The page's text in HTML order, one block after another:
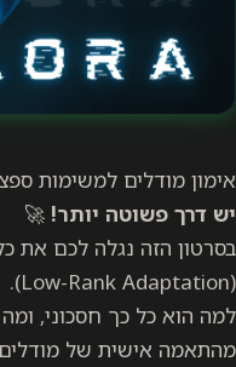
אימון מודלים למשימות
יש דרך פשוטה יותר! 🚀
בסרטון הזה נגלה לכם את
(Low-Rank Adaptation).
למה הוא כל כך חסכוני,
מהתאמה אישית של מודלים